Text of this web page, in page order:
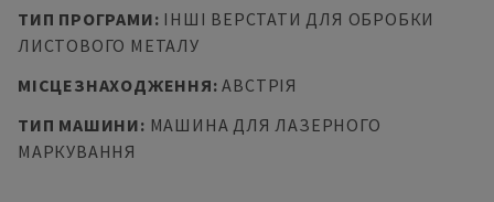
ТИП ПРОГРАМИ: ІНШІ ВЕРСТАТИ ДЛЯ ОБРОБКИ
ЛИСТОВОГО МЕТАЛУ
МІСЦЕЗНАХОДЖЕННЯ:АВСТРІЯ
ТИП МАШИНИ: МАШИНА ДЛЯ ЛАЗЕРНОГО
МАРКУВАННЯ